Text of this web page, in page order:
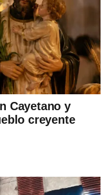
Cayetano y
creyente